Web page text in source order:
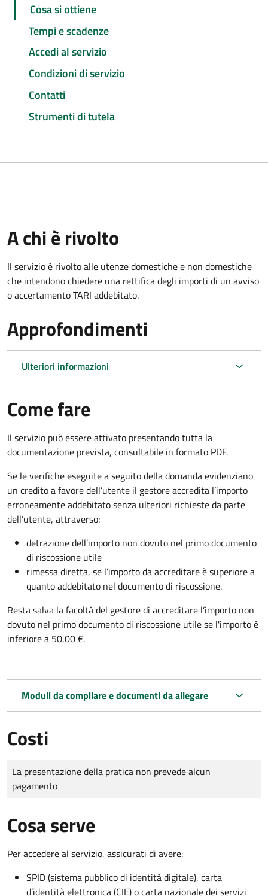
Cosa si ottiene
Tempi e scadenze
Accedi al servizio
Condizioni di servizio
Contatti
Strumenti di tutela
A chi è rivolto
Il servizio è rivolto alle utenze domestiche e non domestiche
che intendono chiedere una rettifica degli importi di un avviso
o accertamento TARI addebitato.
Approfondimenti
Ulteriori informazioni
Come fare
Il servizio può essere attivato presentando tutta la
documentazione prevista, consultabile in formato PDF.
Se le verifiche eseguite a seguito della domanda evidenziano
un credito a favore dell’utente il gestore accredita l’importo
erroneamente addebitato senza ulteriori richieste da parte
dell’utente, attraverso:
detrazione dell’importo non dovuto nel primo documento
di riscossione utile
rimessa diretta, se l’importo da accreditare è superiore a
quanto addebitato nel documento di riscossione.
Resta salva la facoltà del gestore di accreditare l’importo non
dovuto nel primo documento di riscossione utile se l'importo è
inferiore a 50,00 €.
Moduli da compilare e documenti da allegare
Costi
Tipo di pagamento
Importo
La presentazione della pratica non prevede alcun
pagamento
Cosa serve
Per accedere al servizio, assicurati di avere:
SPID (sistema pubblico di identità digitale), carta
d’identità elettronica (CIE) o carta nazionale dei servizi